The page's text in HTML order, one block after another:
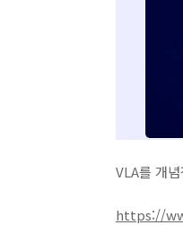
VLA를 개
https://